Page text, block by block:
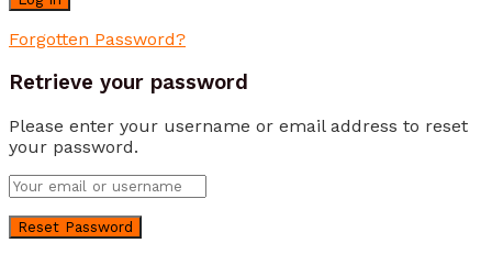
Forgotten Password?
Retrieve your password
Please enter your username or email address to reset
your password.